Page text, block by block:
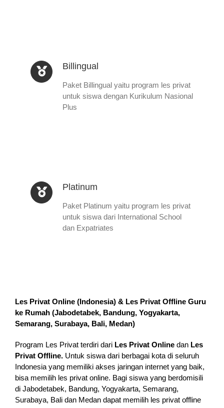
Billingual
Paket Billingual yaitu program les privat
untuk siswa dengan Kurikulum Nasional
Plus
Platinum
Paket Platinum yaitu program les privat
untuk siswa dari International School
dan Expatriates
Les Privat Online (Indonesia) & Les Privat Offline Guru
ke Rumah (Jabodetabek, Bandung, Yogyakarta,
Semarang, Surabaya, Bali, Medan)
Program Les Privat terdiri dari Les Privat Online dan Les
Privat Offline. Untuk siswa dari berbagai kota di seluruh
Indonesia yang memiliki akses jaringan internet yang baik,
bisa memilih les privat online. Bagi siswa yang berdomisili
di Jabodetabek, Bandung, Yogyakarta, Semarang,
Surabaya, Bali dan Medan dapat memilih les privat offline